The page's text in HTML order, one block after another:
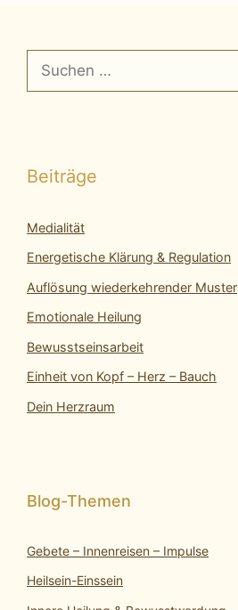
nach:
Beiträge
Medialität
Energetische Klärung & Regulation
Auflösung wiederkehrender Muster
Emotionale Heilung
Bewusstseinsarbeit
Einheit von Kopf – Herz – Bauch
Dein Herzraum
Gebete – Innenreisen – Impulse
Heilsein-Einssein